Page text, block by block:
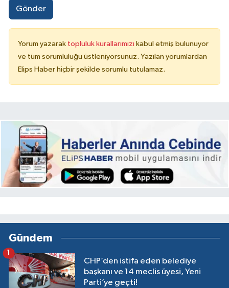
Gönder
Yorum yazarak topluluk kurallarımızı kabul etmiş bulunuyor
ve tüm sorumluluğu üstleniyorsunuz. Yazılan yorumlardan
Elips Haber hiçbir şekilde sorumlu tutulamaz.
Gündem
CHP’den istifa eden belediye
başkanı ve 14 meclis üyesi, Yeni
Parti’ye geçti!